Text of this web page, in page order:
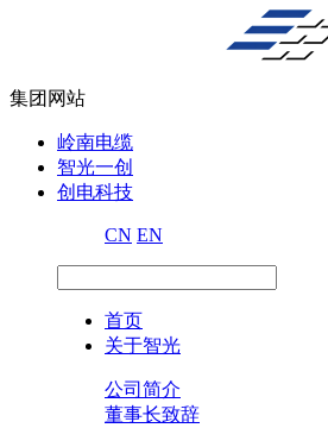
集团网站
岭南电缆
智光一创
创电科技
CN EN
首页
关于智光
公司简介
董事长致辞